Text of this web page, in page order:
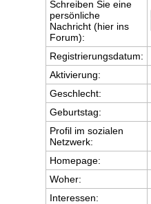
Schreiben Sie eine
persönliche
Nachricht (hier ins
Forum):
Registrierungsdatum:
Aktivierung:
Geschlecht:
Geburtstag:
Profil im sozialen
Netzwerk:
Homepage:
Woher:
Interessen: